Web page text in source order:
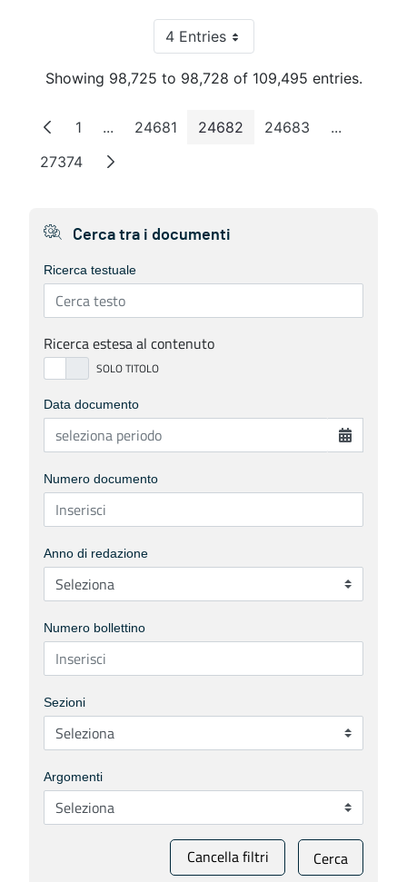
4 EntriesPer Page
Showing 98,725 to 98,728 of 109,495 entries.
Page
1 ...Intermediate Pages
Page
24681 Page
24682 Page
24683 ...
Page
27374
Cerca tra i documenti
Ricerca testuale
Ricerca estesa al contenuto
Data documento
Numero documento
Anno di redazione
Numero bollettino
Sezioni
Argomenti
Cancella filtri Cerca